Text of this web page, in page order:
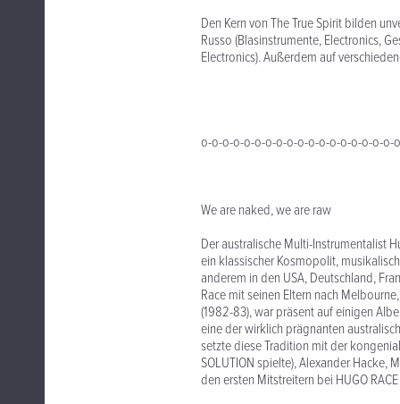
Den Kern von The True Spirit bilden
Russo (Blasinstrumente, Electronics,
Electronics). Außerdem auf
o-o-o-o-o-o-o-o-o-o-o-o-o-o-o-o-o-o-o
We are naked, we are raw
Der australische Multi-Instrumentalist
ein klassischer Kosmopolit,
anderem in den USA, Deutschland,
Race mit seinen Eltern nach
(1982-83), war präsent auf einigen
eine der wirklich prägnanten
setzte diese Tradition mit der
SOLUTION spielte), Alexander Hacke,
den ersten Mitstreitern bei HUGO RACE